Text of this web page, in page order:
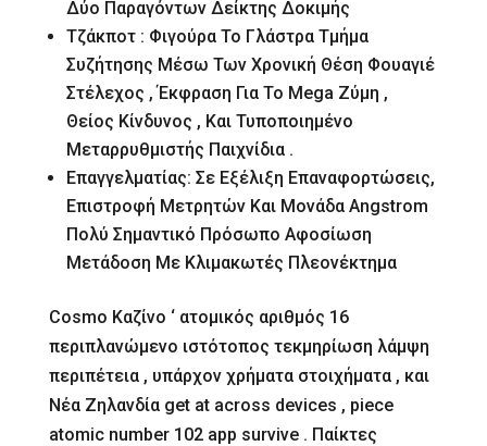
Δύο Παραγόντων Δείκτης Δοκιμής
Τζάκποτ : Φιγούρα Το Γλάστρα Τμήμα
Συζήτησης Μέσω Των Χρονική Θέση Φουαγιέ
Στέλεχος , Έκφραση Για Το Mega Ζύμη ,
Θείος Κίνδυνος , Και Τυποποιημένο
Μεταρρυθμιστής Παιχνίδια .
Επαγγελματίας: Σε Εξέλιξη Επαναφορτώσεις,
Επιστροφή Μετρητών Και Μονάδα Angstrom
Πολύ Σημαντικό Πρόσωπο Αφοσίωση
Μετάδοση Με Κλιμακωτές Πλεονέκτημα
Cosmo Καζίνο ‘ ατομικός αριθμός 16
περιπλανώμενο ιστότοπος τεκμηρίωση λάμψη
περιπέτεια , υπάρχον χρήματα στοιχήματα , και
Νέα Ζηλανδία get at across devices , piece
atomic number 102 app survive . Παίκτες